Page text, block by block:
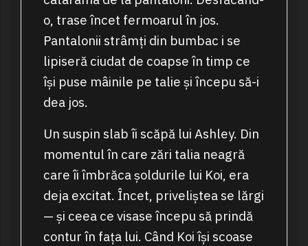
o, trase încet fermoarul în jos.
Pantalonii strâmți din bumbac i se
lipiseră ciudat de coapse în timp ce
își puse mâinile pe talie și începu să-i
dea jos.
Un suspin slab îi scăpă lui Ashley. Din
momentul în care zări talia neagră
care îi îmbrăca șoldurile lui Koi, era
deja excitat. Încet, priveliștea se lărgi
— și ceea ce visase începu să prindă
contur în fața lui. Când Koi își scoase